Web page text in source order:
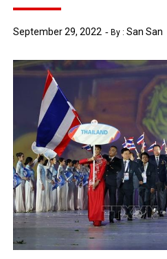
September 29, 2022 By :San San